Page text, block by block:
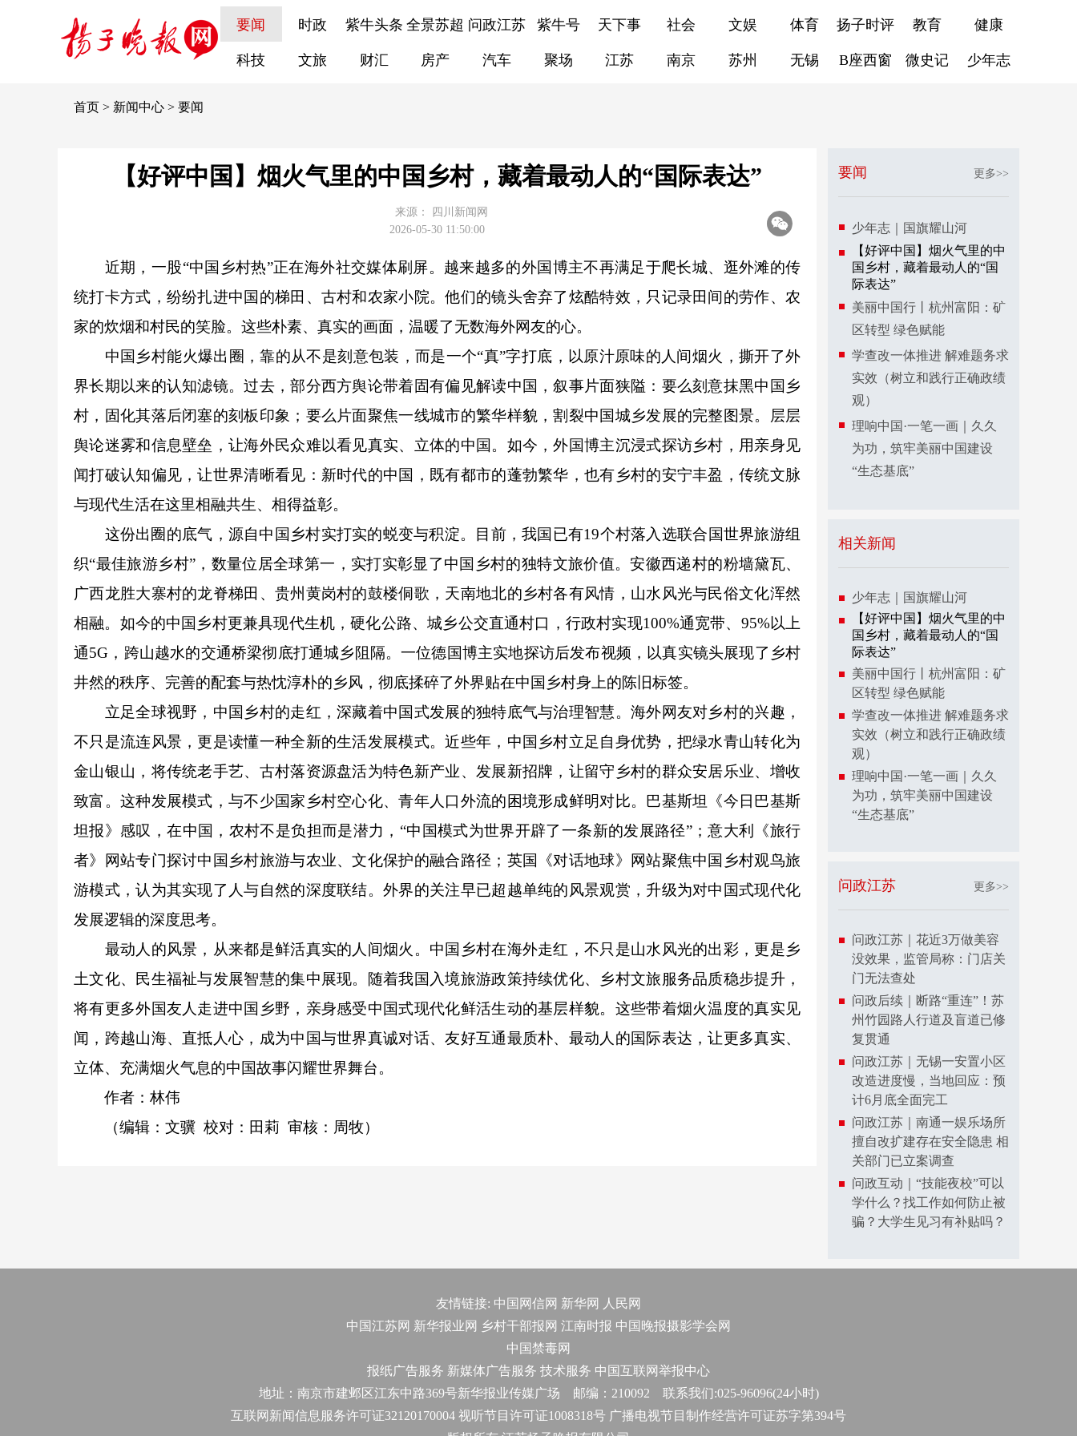
要闻 时政 紫牛头条 全景苏超 问政江苏 紫牛号 天下事 社会 文娱 体育 扬子时评 教育 健康
科技 文旅 财汇 房产 汽车 聚场 江苏 南京 苏州 无锡 B座西窗 微史记 少年志
首页 > 新闻中心 > 要闻
【好评中国】烟火气里的中国乡村，藏着最动人的“国际表达”
来源：
四川新闻网
2026-05-30 11:50:00
近期，一股“中国乡村热”正在海外社交媒体刷屏。越来越多的外国博主不再满足于爬长城、逛外滩的传
统打卡方式，纷纷扎进中国的梯田、古村和农家小院。他们的镜头舍弃了炫酷特效，只记录田间的劳作、农
家的炊烟和村民的笑脸。这些朴素、真实的画面，温暖了无数海外网友的心。
中国乡村能火爆出圈，靠的从不是刻意包装，而是一个“真”字打底，以原汁原味的人间烟火，撕开了外
界长期以来的认知滤镜。过去，部分西方舆论带着固有偏见解读中国，叙事片面狭隘：要么刻意抹黑中国乡
村，固化其落后闭塞的刻板印象；要么片面聚焦一线城市的繁华样貌，割裂中国城乡发展的完整图景。层层
舆论迷雾和信息壁垒，让海外民众难以看见真实、立体的中国。如今，外国博主沉浸式探访乡村，用亲身见
闻打破认知偏见，让世界清晰看见：新时代的中国，既有都市的蓬勃繁华，也有乡村的安宁丰盈，传统文脉
与现代生活在这里相融共生、相得益彰。
这份出圈的底气，源自中国乡村实打实的蜕变与积淀。目前，我国已有19个村落入选联合国世界旅游组
织“最佳旅游乡村”，数量位居全球第一，实打实彰显了中国乡村的独特文旅价值。安徽西递村的粉墙黛瓦、
广西龙胜大寨村的龙脊梯田、贵州黄岗村的鼓楼侗歌，天南地北的乡村各有风情，山水风光与民俗文化浑然
相融。如今的中国乡村更兼具现代生机，硬化公路、城乡公交直通村口，行政村实现100%通宽带、95%以上
通5G，跨山越水的交通桥梁彻底打通城乡阻隔。一位德国博主实地探访后发布视频，以真实镜头展现了乡村
井然的秩序、完善的配套与热忱淳朴的乡风，彻底揉碎了外界贴在中国乡村身上的陈旧标签。
立足全球视野，中国乡村的走红，深藏着中国式发展的独特底气与治理智慧。海外网友对乡村的兴趣，
不只是流连风景，更是读懂一种全新的生活发展模式。近些年，中国乡村立足自身优势，把绿水青山转化为
金山银山，将传统老手艺、古村落资源盘活为特色新产业、发展新招牌，让留守乡村的群众安居乐业、增收
致富。这种发展模式，与不少国家乡村空心化、青年人口外流的困境形成鲜明对比。巴基斯坦《今日巴基斯
坦报》感叹，在中国，农村不是负担而是潜力，“中国模式为世界开辟了一条新的发展路径”；意大利《旅行
者》网站专门探讨中国乡村旅游与农业、文化保护的融合路径；英国《对话地球》网站聚焦中国乡村观鸟旅
游模式，认为其实现了人与自然的深度联结。外界的关注早已超越单纯的风景观赏，升级为对中国式现代化
发展逻辑的深度思考。
最动人的风景，从来都是鲜活真实的人间烟火。中国乡村在海外走红，不只是山水风光的出彩，更是乡
土文化、民生福祉与发展智慧的集中展现。随着我国入境旅游政策持续优化、乡村文旅服务品质稳步提升，
将有更多外国友人走进中国乡野，亲身感受中国式现代化鲜活生动的基层样貌。这些带着烟火温度的真实见
闻，跨越山海、直抵人心，成为中国与世界真诚对话、友好互通最质朴、最动人的国际表达，让更多真实、
立体、充满烟火气息的中国故事闪耀世界舞台。
作者：林伟
（编辑：文骥 校对：田莉 审核：周牧）
要闻 更多>>
少年志｜国旗耀山河
【好评中国】烟火气里的中
国乡村，藏着最动人的“国
际表达”
美丽中国行丨杭州富阳：矿
区转型 绿色赋能
学查改一体推进 解难题务求
实效（树立和践行正确政绩
观）
理响中国·一笔一画｜久久
为功，筑牢美丽中国建设
“生态基底”
相关新闻
少年志｜国旗耀山河
【好评中国】烟火气里的中
国乡村，藏着最动人的“国
际表达”
美丽中国行丨杭州富阳：矿
区转型 绿色赋能
学查改一体推进 解难题务求
实效（树立和践行正确政绩
观）
理响中国·一笔一画｜久久
为功，筑牢美丽中国建设
“生态基底”
问政江苏 更多>>
问政江苏｜花近3万做美容
没效果，监管局称：门店关
门无法查处
问政后续｜断路“重连”！苏
州竹园路人行道及盲道已修
复贯通
问政江苏｜无锡一安置小区
改造进度慢，当地回应：预
计6月底全面完工
问政江苏｜南通一娱乐场所
擅自改扩建存在安全隐患 相
关部门已立案调查
问政互动｜“技能夜校”可以
学什么？找工作如何防止被
骗？大学生见习有补贴吗？
友情链接: 中国网信网 新华网
人民网
中国江苏网 新华报业网 乡村干部报网 江南时报 中国晚报摄影学会网
中国禁毒网
报纸广告服务 新媒体广告服务 技术服务 中国互联网举报中心
地址：南京市建邺区江东中路369号新华报业传媒广场 邮编：210092 联系我们:025-96096(24小时)
互联网新闻信息服务许可证32120170004 视听节目许可证1008318号 广播电视节目制作经营许可证苏字第394号